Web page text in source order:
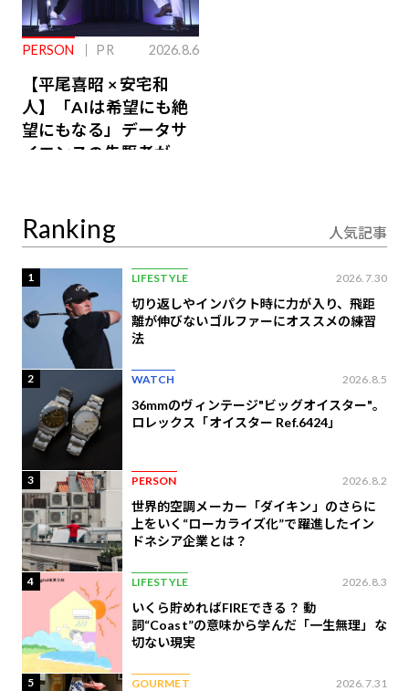
PERSON PR 2026.8.6
【平尾喜昭 × 安宅和
人】「AIは希望にも絶
望にもなる」データサ
イエンスの先駆者が語
Ranking 人気記事
1 LIFESTYLE 2026.7.30
切り返しやインパクト時に力が入り、飛距
離が伸びないゴルファーにオススメの練習
法
2 WATCH 2026.8.5
36mmのヴィンテージ"ビッグオイスター"。
ロレックス「オイスター Ref.6424」
3 PERSON 2026.8.2
世界的空調メーカー「ダイキン」のさらに
上をいく“ローカライズ化”で躍進したイン
ドネシア企業とは？
4 LIFESTYLE 2026.8.3
いくら貯めればFIREできる？ 動
詞“Coast”の意味から学んだ「一生無理」な
切ない現実
5 GOURMET 2026.7.31